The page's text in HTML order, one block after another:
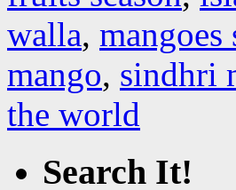
walla, mangoes
mango, sindhri
the world
Search It!